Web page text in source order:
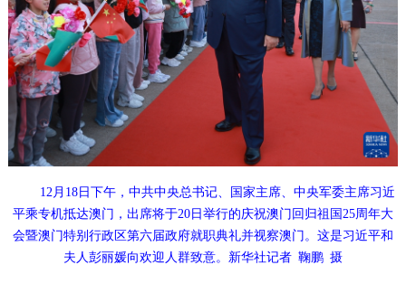
12月18日下午，中共中央总书记、国家主席、中央军委主席习近
平乘专机抵达澳门，出席将于20日举行的庆祝澳门回归祖国25周年大
会暨澳门特别行政区第六届政府就职典礼并视察澳门。这是习近平和
夫人彭丽媛向欢迎人群致意。新华社记者 鞠鹏 摄